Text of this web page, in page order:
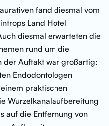
fand diesmal vom
Land Hotel
diesmal erwarteten die
rund um die
der Auftakt war großartig:
Endodontologen
praktischen
Wurzelkanalaufbereitung
auf die Entfernung von